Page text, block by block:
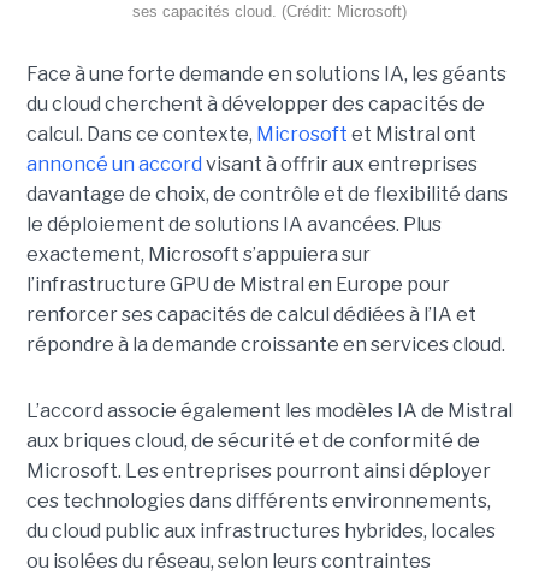
ses capacités cloud. (Crédit: Microsoft)
Face à une forte demande en solutions IA, les géants
du cloud cherchent à développer des capacités de
calcul. Dans ce contexte, Microsoft et Mistral ont
annoncé un accord visant à offrir aux entreprises
davantage de choix, de contrôle et de flexibilité dans
le déploiement de solutions IA avancées. Plus
exactement, Microsoft s’appuiera sur
l’infrastructure GPU de Mistral en Europe pour
renforcer ses capacités de calcul dédiées à l’IA et
répondre à la demande croissante en services cloud.
L’accord associe également les modèles IA de Mistral
aux briques cloud, de sécurité et de conformité de
Microsoft. Les entreprises pourront ainsi déployer
ces technologies dans différents environnements,
du cloud public aux infrastructures hybrides, locales
ou isolées du réseau, selon leurs contraintes